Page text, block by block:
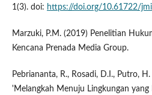
1(3). doi: https://doi.org/10.61722/
Marzuki, P.M. (2019) Penelitian
Kencana Prenada Media Group.
Pebriananta, R., Rosadi, D.I., Putro,
'Melangkah Menuju Lingkungan yang